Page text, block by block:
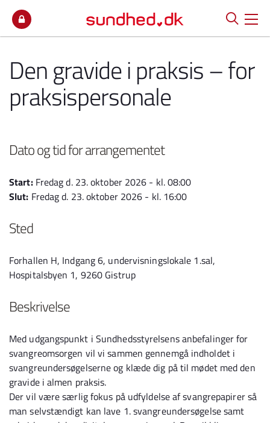
Den gravide i praksis – for
praksispersonale
Dato og tid for arrangementet
Start: Fredag d. 23. oktober 2026 - kl. 08:00
Slut: Fredag d. 23. oktober 2026 - kl. 16:00
Sted
Forhallen H, Indgang 6, undervisningslokale 1.sal,
Hospitalsbyen 1, 9260 Gistrup
Beskrivelse
Med udgangspunkt i Sundhedsstyrelsens anbefalinger for
svangreomsorgen vil vi sammen gennemgå indholdet i
svangreundersøgelserne og klæde dig på til mødet med den
gravide i almen praksis.
Der vil være særlig fokus på udfyldelse af svangrepapirer så
man selvstændigt kan lave 1. svangreundersøgelse samt